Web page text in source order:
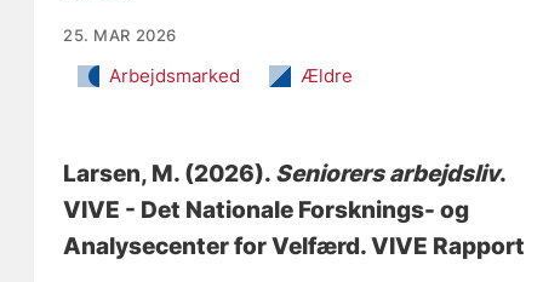
25. MAR 2026
Arbejdsmarked Ældre
Larsen, M. (2026). Seniorers arbejdsliv.
VIVE - Det Nationale Forsknings- og
Analysecenter for Velfærd. VIVE Rapport